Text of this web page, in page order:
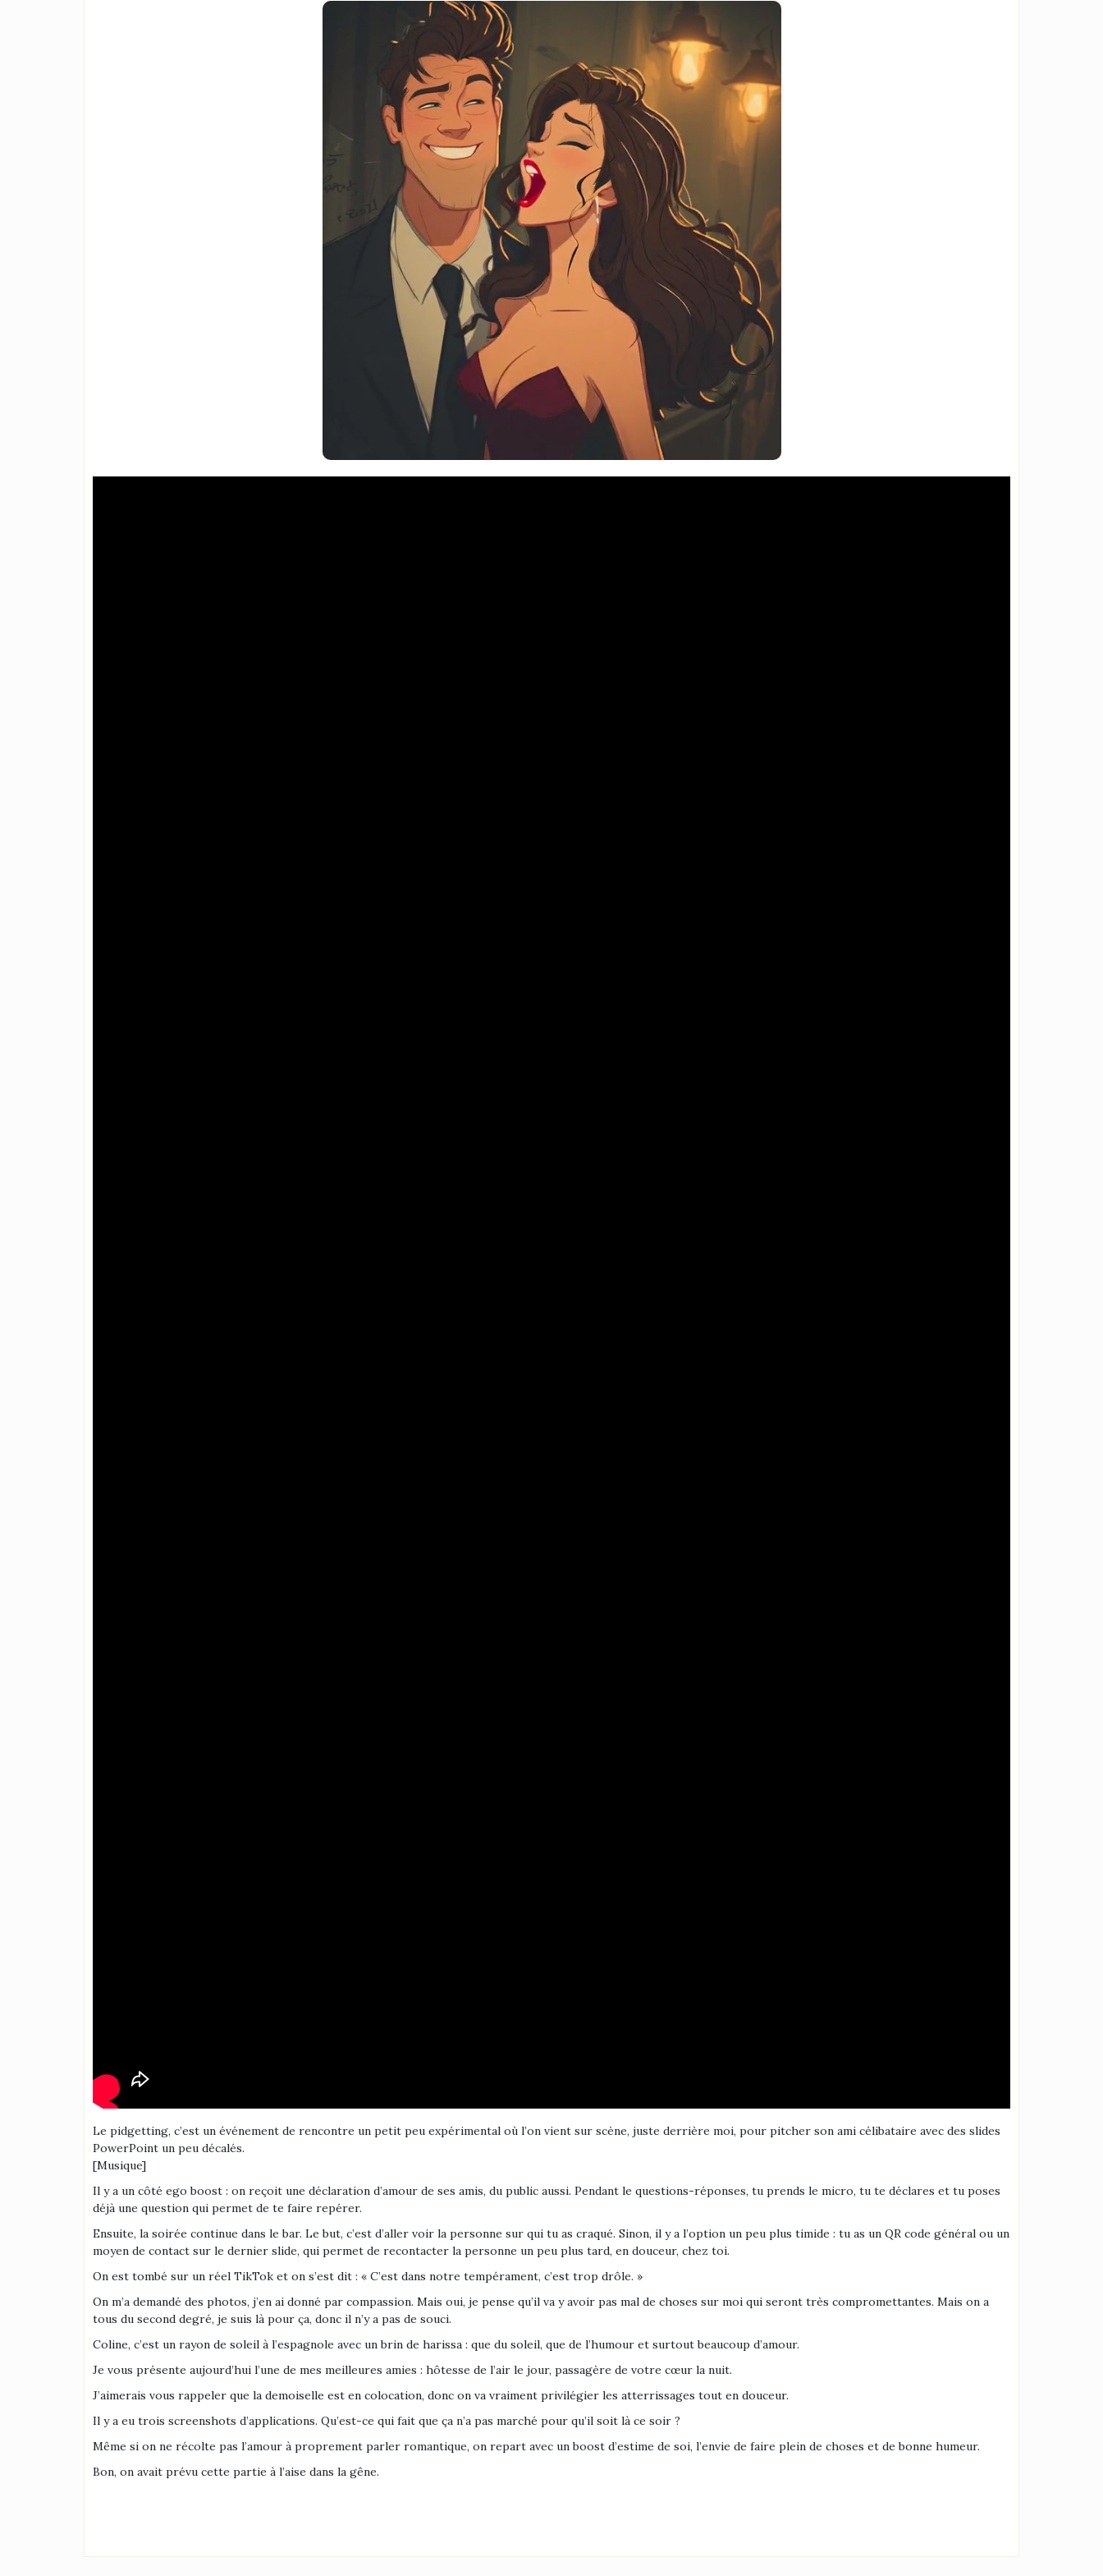
Le pidgetting, c’est un événement de rencontre un petit peu expérimental où l’on vient sur scène, juste derrière moi, pour pitcher son ami célibataire avec des slides
PowerPoint un peu décalés.
[Musique]
Il y a un côté ego boost : on reçoit une déclaration d’amour de ses amis, du public aussi. Pendant le questions-réponses, tu prends le micro, tu te déclares et tu poses
déjà une question qui permet de te faire repérer.
Ensuite, la soirée continue dans le bar. Le but, c’est d’aller voir la personne sur qui tu as craqué. Sinon, il y a l’option un peu plus timide : tu as un QR code général ou un
moyen de contact sur le dernier slide, qui permet de recontacter la personne un peu plus tard, en douceur, chez toi.
On est tombé sur un réel TikTok et on s’est dit : « C’est dans notre tempérament, c’est trop drôle. »
On m’a demandé des photos, j’en ai donné par compassion. Mais oui, je pense qu’il va y avoir pas mal de choses sur moi qui seront très compromettantes. Mais on a
tous du second degré, je suis là pour ça, donc il n’y a pas de souci.
Coline, c’est un rayon de soleil à l’espagnole avec un brin de harissa : que du soleil, que de l’humour et surtout beaucoup d’amour.
Je vous présente aujourd’hui l’une de mes meilleures amies : hôtesse de l’air le jour, passagère de votre cœur la nuit.
J’aimerais vous rappeler que la demoiselle est en colocation, donc on va vraiment privilégier les atterrissages tout en douceur.
Il y a eu trois screenshots d’applications. Qu’est-ce qui fait que ça n’a pas marché pour qu’il soit là ce soir ?
Même si on ne récolte pas l’amour à proprement parler romantique, on repart avec un boost d’estime de soi, l’envie de faire plein de choses et de bonne humeur.
Bon, on avait prévu cette partie à l’aise dans la gêne.